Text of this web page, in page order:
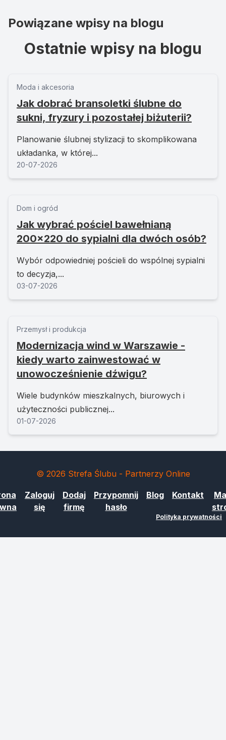
Powiązane wpisy na blogu
Ostatnie wpisy na blogu
Moda i akcesoria
Jak dobrać bransoletki ślubne do
sukni, fryzury i pozostałej biżuterii?
Planowanie ślubnej stylizacji to skomplikowana
układanka, w której...
20-07-2026
Dom i ogród
Jak wybrać pościel bawełnianą
200x220 do sypialni dla dwóch osób?
Wybór odpowiedniej pościeli do wspólnej sypialni
to decyzja,...
03-07-2026
Przemysł i produkcja
Modernizacja wind w Warszawie -
kiedy warto zainwestować w
unowocześnienie dźwigu?
Wiele budynków mieszkalnych, biurowych i
użyteczności publicznej...
01-07-2026
© 2026 Strefa Ślubu - Partnerzy Online
Zaloguj
się
Dodaj
firmę
Przypomnij
hasło
Blog Kontakt
Polityka prywatności